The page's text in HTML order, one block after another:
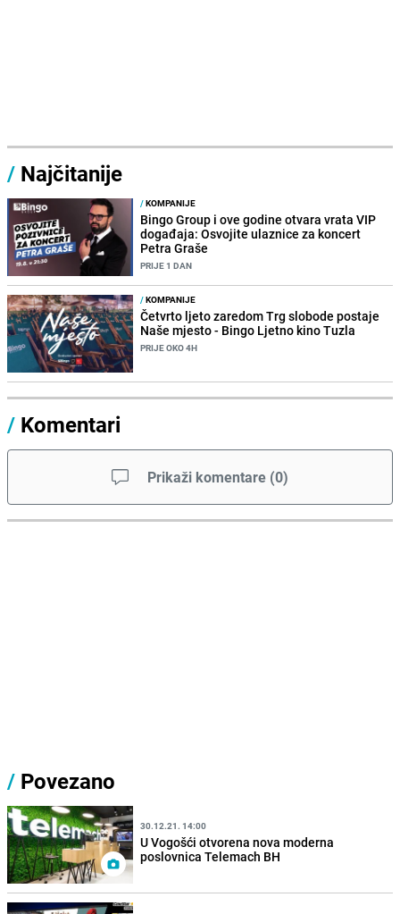
/ Najčitanije
/KOMPANIJE
Bingo Group i ove godine otvara vrata VIP
događaja: Osvojite ulaznice za koncert
Petra Graše
PRIJE 1 DAN
/KOMPANIJE
Četvrto ljeto zaredom Trg slobode postaje
Naše mjesto - Bingo Ljetno kino Tuzla
PRIJE OKO 4H
/ Komentari
Prikaži komentare (0)
/ Povezano
30.12.21. 14:00
U Vogošći otvorena nova moderna
poslovnica Telemach BH